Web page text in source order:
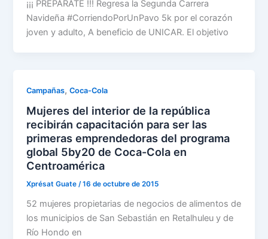
¡¡¡ PREPÁRATE !!! Regresa la Segunda Carrera
Navideña ‪#‎CorriendoPorUnPavo‬ 5k por el corazón
joven y adulto, A beneficio de UNICAR. El objetivo
Campañas,Coca-Cola
Mujeres del interior de la república
recibirán capacitación para ser las
primeras emprendedoras del programa
global 5by20 de Coca-Cola en
Centroamérica
Xprésat Guate/16 de octubre de 2015
52 mujeres propietarias de negocios de alimentos de
los municipios de San Sebastián en Retalhuleu y de
Río Hondo en